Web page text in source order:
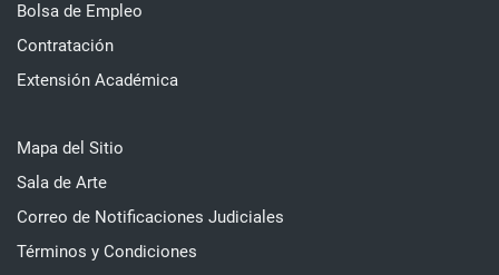
Bolsa de Empleo
Contratación
Extensión Académica
Mapa del Sitio
Sala de Arte
Correo de Notificaciones Judiciales
Términos y Condiciones